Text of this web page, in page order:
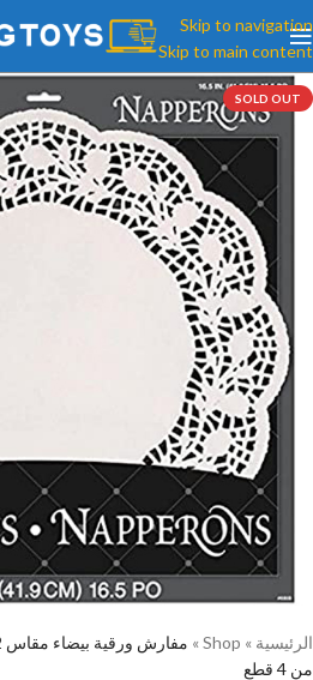
Skip to navigation
Skip to main content
SOLD OUT
الرئيسية »
Shop
»
من 4 قطع